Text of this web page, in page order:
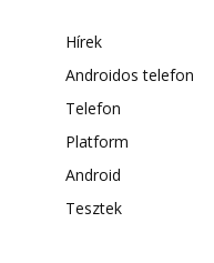
Hírek
Androidos telefon
Telefon
Platform
Android
Tesztek